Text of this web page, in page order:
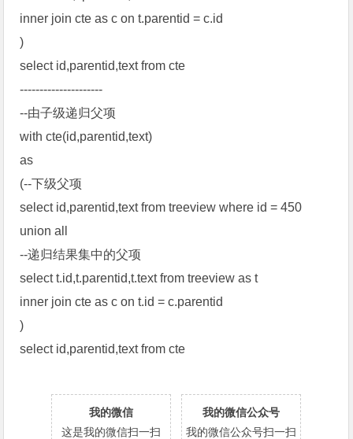
inner join cte as c on t.parentid = c.id
)
select id,parentid,text from cte
---------------------
--由子级递归父项
with cte(id,parentid,text)
as
(--下级父项
select id,parentid,text from treeview where id = 450
union all
--递归结果集中的父项
select t.id,t.parentid,t.text from treeview as t
inner join cte as c on t.id = c.parentid
)
select id,parentid,text from cte
我的微信
这是我的微信扫一扫
我的微信公众号
我的微信公众号扫一扫